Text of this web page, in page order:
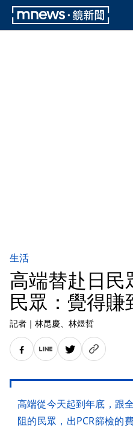
生活
高端替赴日
民眾：覺得賺
記者 ｜ 林昆慶、林煜哲
高端從今天起到年底，跟
阻的民眾，出PCR篩檢的